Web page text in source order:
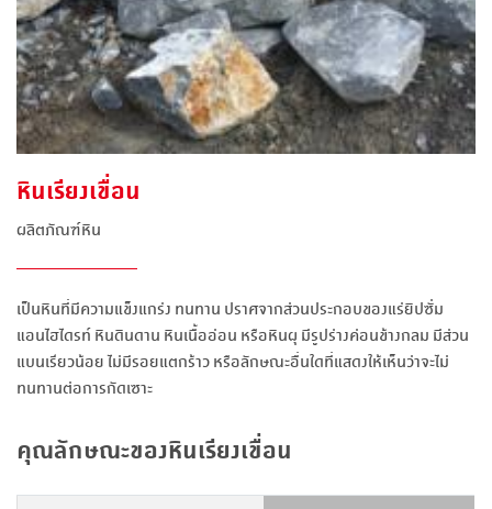
หินเรียงเขื่อน
ผลิตภัณฑ์หิน
เป็นหินที่มีความแข็งแกร่ง ทนทาน ปราศจากส่วนประกอบของแร่ยิปซั่ม
แอนไฮไดรท์ หินดินดาน หินเนื้ออ่อน หรือหินผุ มีรูปร่างค่อนข้างกลม มีส่วน
แบนเรียวน้อย ไม่มีรอยแตกร้าว หรือลักษณะอื่นใดที่แสดงให้เห็นว่าจะไม่
ทนทานต่อการกัดเซาะ
คุณลักษณะของหินเรียงเขื่อน